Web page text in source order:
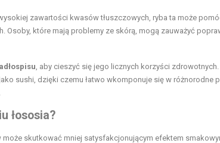
wysokiej zawartości kwasów tłuszczowych, ryba ta może
które mają problemy ze skórą, mogą zauważyć
, aby cieszyć się jego licznych korzyści
sushi, dzięki czemu łatwo wkomponuje się w różnorodne
łososia?
może skutkować mniej satysfakcjonującym efektem